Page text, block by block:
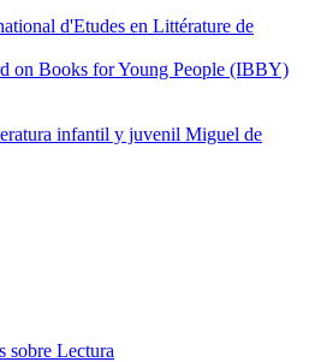
d'Etudes en Littérature de
on Books for Young People (IBBY)
infantil y juvenil Miguel de
sobre Lectura